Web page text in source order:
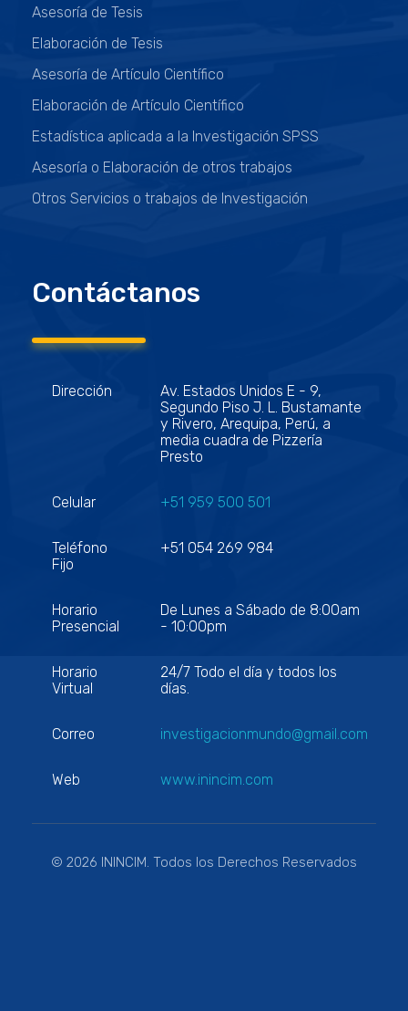
Asesoría de Tesis
Elaboración de Tesis
Asesoría de Artículo Científico
Elaboración de Artículo Científico
Estadística aplicada a la Investigación SPSS
Asesoría o Elaboración de otros trabajos
Otros Servicios o trabajos de Investigación
Contáctanos
Dirección
Av. Estados Unidos E - 9,
Segundo Piso J. L. Bustamante
y Rivero, Arequipa, Perú, a
media cuadra de Pizzería
Presto
Celular +51 959 500 501
Teléfono
Fijo
+51 054 269 984
Horario
Presencial
De Lunes a Sábado de 8:00am
- 10:00pm
Horario
Virtual
24/7 Todo el día y todos los
días.
Correo investigacionmundo@gmail.com
Web www.inincim.com
© 2026 ININCIM. Todos los Derechos Reservados